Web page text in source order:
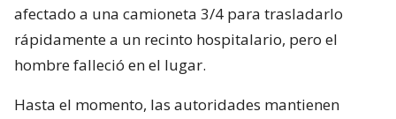
afectado a una camioneta 3/4 para trasladarlo
rápidamente a un recinto hospitalario, pero el
hombre falleció en el lugar.
Hasta el momento, las autoridades mantienen